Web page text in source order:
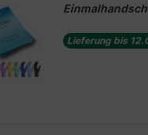
Lieferung bis